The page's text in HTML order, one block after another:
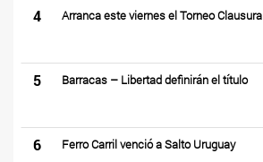
4 Arranca este viernes el Torneo Clausura
5 Barracas – Libertad definirán el título
6 Ferro Carril venció a Salto Uruguay